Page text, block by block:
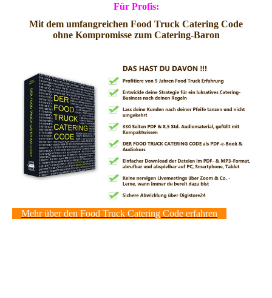
Für Profis:
Mit dem umfangreichen Food Truck Catering Code
ohne Kompromisse zum Catering-Baron
Mehr über den Food Truck Catering Code erfahren